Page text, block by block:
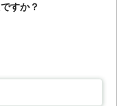
すか？